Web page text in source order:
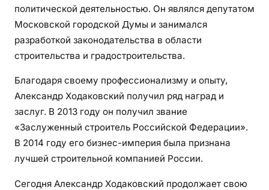
политической деятельностью. Он являлся депутатом
Московской городской Думы и занимался
разработкой законодательства в области
строительства и градостроительства.
Благодаря своему профессионализму и опыту,
Александр Ходаковский получил ряд наград и
заслуг. В 2013 году он получил звание
«Заслуженный строитель Российской Федерации».
В 2014 году его бизнес-империя была признана
лучшей строительной компанией России.
Сегодня Александр Ходаковский продолжает свою